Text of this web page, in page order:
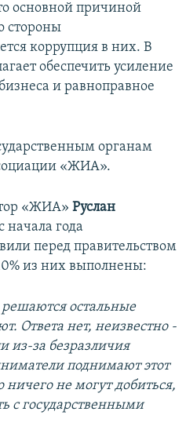
основной причиной
стороны
коррупция в них. В
обеспечить усиление
и равноправное
органам
«ЖИА».
«ЖИА» Руслан
начала года
перед правительством
из них выполнены:
остальные
Ответа нет, неизвестно -
из-за безразличия
поднимают этот
ничего не могут добиться,
с государственными